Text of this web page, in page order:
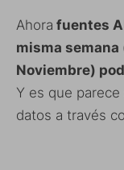
Ahora fuentes
misma semana
Noviembre)
Y es que
datos a través